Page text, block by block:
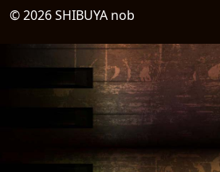
© 2026 SHIBUYA nob